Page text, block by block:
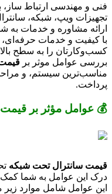
فنی و مهندسی ارتباط
تجهیزات ویپ، شبکه،
ارائه مشاوره و خدمات به
با کیفیت و خدمات
کسب‌وکارتان را به سطح
بررسی عوامل موثر بر
مناسب‌ترین سیستم، و
پرداخت.
💰 عوامل مؤثر بر
قیمت سانترال تحت شبکه
درک این عوامل به شما کمک
این عوامل شامل موارد